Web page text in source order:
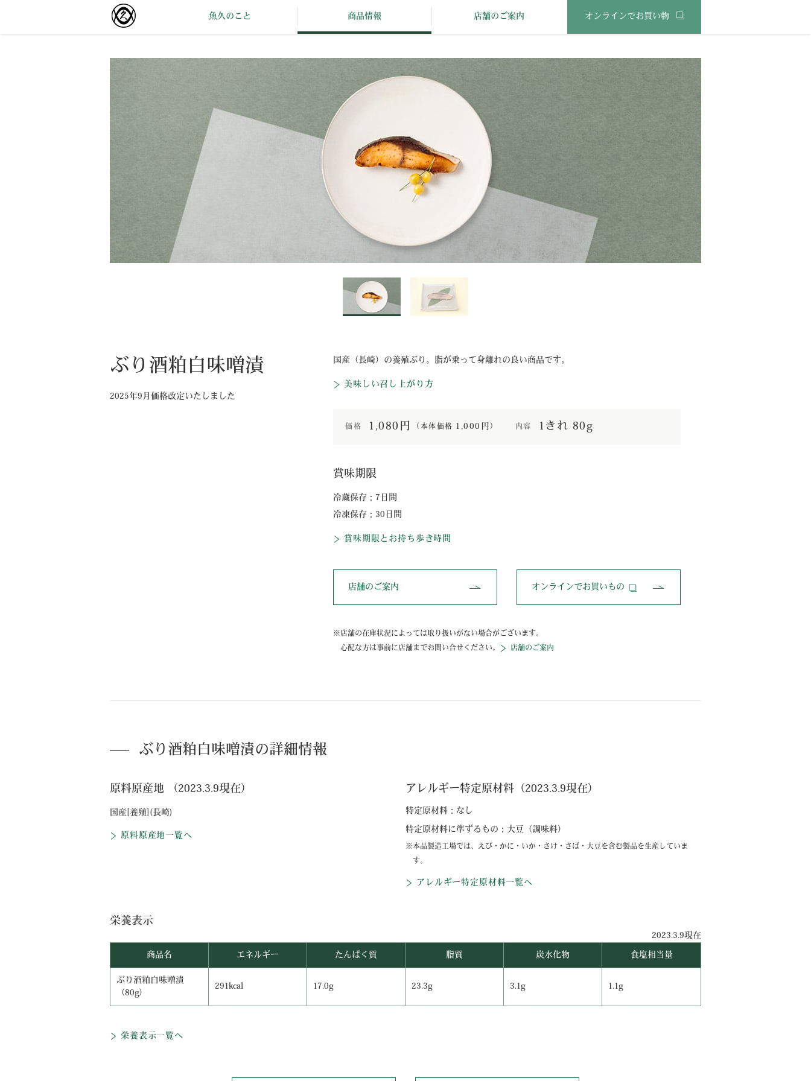
魚久のこと 商品情報 店舗のご案内 オンラインでお買い物
ぶり酒粕白味噌漬
2025年9月価格改定いたしました
国産（長崎）の養殖ぶり。脂が乗って身離れの良い商品です。
美味しい召し上がり方
価格 1,080円 （本体価格 1,000円 ） 内容 1きれ 80g
賞味期限
冷蔵保存：7日間
冷凍保存：30日間
賞味期限とお持ち歩き時間
店舗のご案内 オンラインでお買いもの
店舗の在庫状況によっては取り扱いがない場合がございます。
心配な方は事前に店舗までお問い合せください。
店舗のご案内
ぶり酒粕白味噌漬の詳細情報
原料原産地 （2023.3.9現在）
国産[養殖](長崎)
原料原産地一覧へ
アレルギー特定原材料（2023.3.9現在）
特定原材料： なし
特定原材料に準ずるもの： 大豆（調味料）
本品製造工場では、えび・かに・いか・さけ・さば・大豆を含む製品を生産していま
す。
アレルギー特定原材料一覧へ
栄養表示
2023.3.9現在
商品名 エネルギー たんぱく質 脂質 炭水化物 食塩相当量
ぶり酒粕白味噌漬
（80g）
291kcal 17.0g 23.3g 3.1g 1.1g
栄養表示一覧へ